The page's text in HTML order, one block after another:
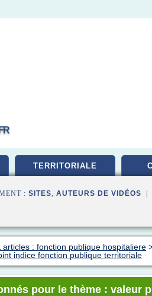
TERRITORIALE
: SITES, AUTEURS DE VIDÉOS |
articles : fonction publique hospitaliere
indice fonction publique territoriale
pour le thème : valeur